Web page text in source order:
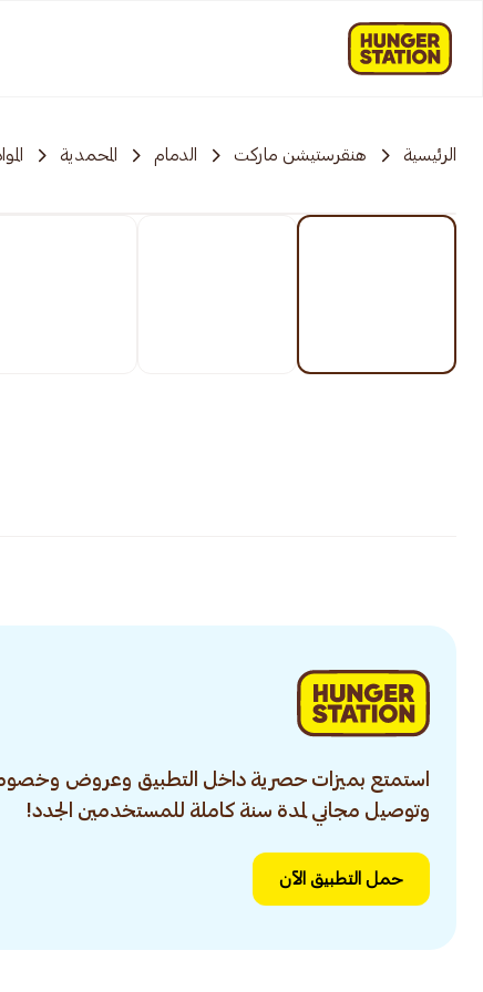
الرئيسية هنقرستيشن ماركت الدمام المحمدية
استمتع بميزات حصرية داخل التطبيق وعروض
وتوصيل مجاني لمدة سنة كاملة للمستخدمين الجدد!
حمل التطبيق الآن